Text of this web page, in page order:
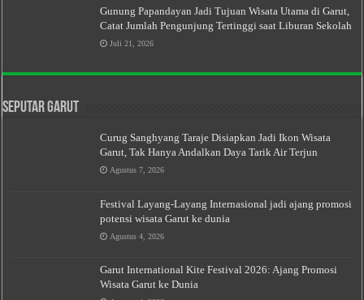
Gunung Papandayan Jadi Tujuan Wisata Utama di Garut,
Catat Jumlah Pengunjung Tertinggi saat Liburan Sekolah
Juli 21, 2026
Seputar Garut
Curug Sanghyang Taraje Disiapkan Jadi Ikon Wisata
Garut, Tak Hanya Andalkan Daya Tarik Air Terjun
Agustus 7, 2026
Festival Layang-Layang Internasional jadi ajang promosi
potensi wisata Garut ke dunia
Agustus 4, 2026
Garut International Kite Festival 2026: Ajang Promosi
Wisata Garut ke Dunia